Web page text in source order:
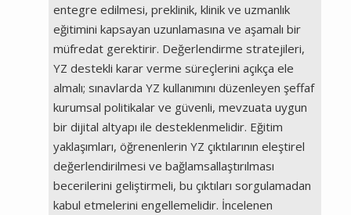
entegre edilmesi, preklinik, klinik ve uzmanlık
eğitimini kapsayan uzunlamasına ve aşamalı bir
müfredat gerektirir. Değerlendirme stratejileri,
YZ destekli karar verme süreçlerini açıkça ele
almalı; sınavlarda YZ kullanımını düzenleyen şeffaf
kurumsal politikalar ve güvenli, mevzuata uygun
bir dijital altyapı ile desteklenmelidir. Eğitim
yaklaşımları, öğrenenlerin YZ çıktılarının eleştirel
değerlendirilmesi ve bağlamsallaştırılması
becerilerini geliştirmeli, bu çıktıları sorgulamadan
kabul etmelerini engellemelidir. İncelenen